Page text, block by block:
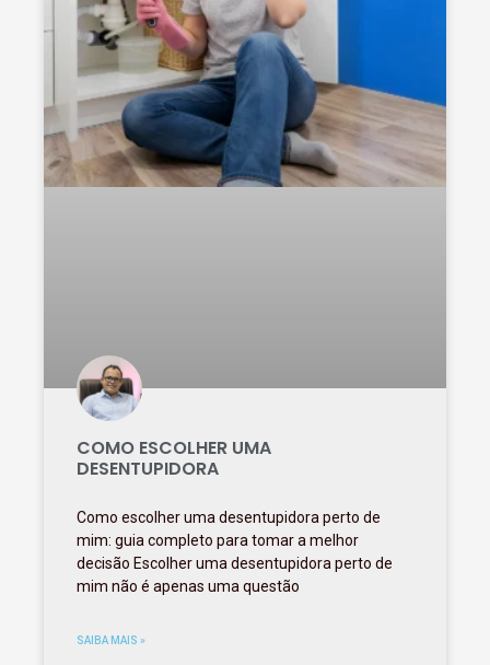
COMO ESCOLHER UMA
DESENTUPIDORA
Como escolher uma desentupidora perto de
mim: guia completo para tomar a melhor
decisão Escolher uma desentupidora perto de
mim não é apenas uma questão
SAIBA MAIS »